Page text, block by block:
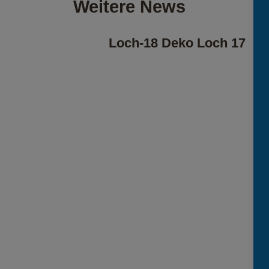
Weitere News
Loch-18 Deko Loch 17